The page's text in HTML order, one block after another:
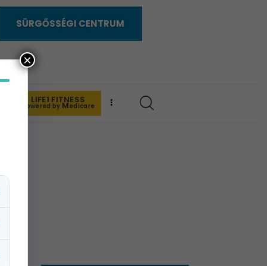
SÜRGŐSSÉGI CENTRUM
LIFE1 FITNESS
powered by Medicare
×